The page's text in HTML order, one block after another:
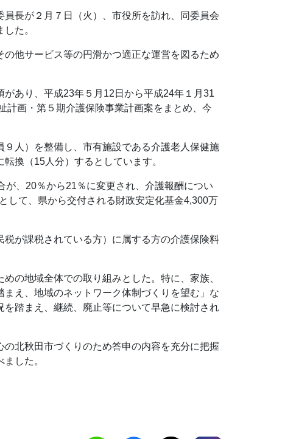
長が２月７日（火）、市役所を訪れ、同委員会
た。
他サービス等の円滑かつ適正な運営を図るため
あり、平成23年５月12日から平成24年１月31
計画・第５期介護保険事業計画案をまとめ、今
人）を整備し、市有施設である介護老人保健施
換（15人分）するとしています。
、20％から21％に変更され、介護報酬につい
して、県から交付される財政安定化基金4,300万
が課税されている方）に属する方の介護保険料
の地域全体での取り組みとした。特に、家族、
え、地域のネットワーク体制づくりを望む」な
踏まえ、継続、廃止等について早急に検討され
北秋田市づくりのため答申の内容を充分に把握
した。